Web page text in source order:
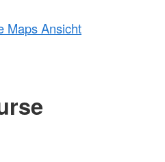
Maps Ansicht